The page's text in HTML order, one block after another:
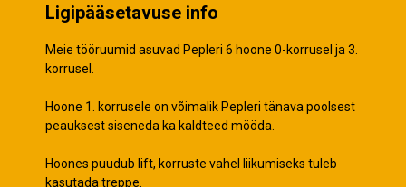
Ligipääsetavuse info
Meie tööruumid asuvad Pepleri 6 hoone 0-korrusel ja 3.
korrusel.
Hoone 1. korrusele on võimalik Pepleri tänava poolsest
peauksest siseneda ka kaldteed mööda.
Hoones puudub lift, korruste vahel liikumiseks tuleb
kasutada treppe.